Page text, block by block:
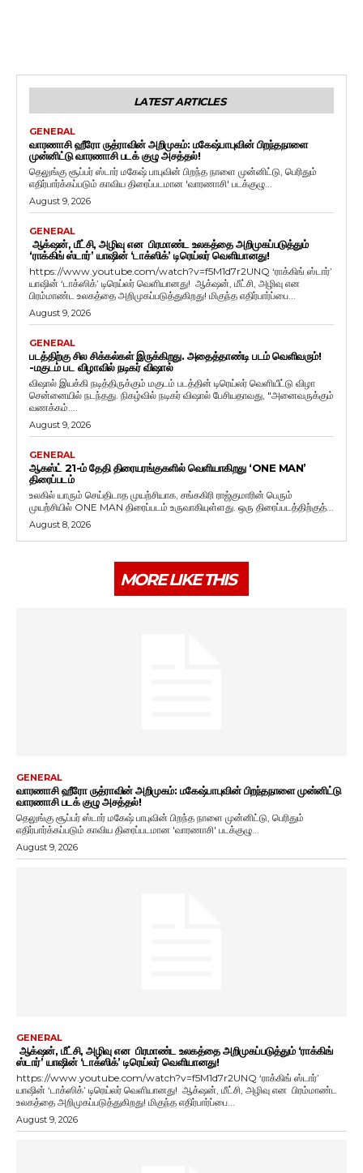
LATEST ARTICLES
GENERAL
வாரணாசி ஹீரோ ருத்ராவின் அறிமுகம்: மகேஷ்பாபுவின் பிறந்தநாளை
முன்னிட்டு வாரணாசி படக் குழு அசத்தல்!
தெலுங்கு சூப்பர் ஸ்டார் மகேஷ் பாபுவின் பிறந்த நாளை முன்னிட்டு, பெரிதும்
எதிர்பார்க்கப்படும் காவிய திரைப்படமான 'வாரணாசி' படக்குழு...
August 9, 2026
GENERAL
ஆக்‌ஷன், மீட்சி, அழிவு என பிரமாண்ட உலகத்தை அறிமுகப்படுத்தும்
‘ராக்கிங் ஸ்டார்’ யாஷின் ‘டாக்ஸிக்’ டிரெய்லர் வெளியானது!
https://www.youtube.com/watch?v=f5M1d7r2UNQ ‘ராக்கிங் ஸ்டார்’
யாஷின் ‘டாக்ஸிக்’ டிரெய்லர் வெளியானது! ஆக்‌ஷன், மீட்சி, அழிவு என
பிரம்மாண்ட உலகத்தை அறிமுகப்படுத்துகிறது! மிகுந்த எதிர்பார்ப்பை...
August 9, 2026
GENERAL
படத்திற்கு சில சிக்கல்கள் இருக்கிறது. அதைத்தாண்டி படம் வெளிவரும்!
-மகுடம் பட விழாவில் நடிகர் விஷால்
விஷால் இயக்கி நடித்திருக்கும் மகுடம் படத்தின் டிரெய்லர் வெளியீட்டு விழா
சென்னையில் நடந்தது. நிகழ்வில் நடிகர் விஷால் பேசியதாவது, "அனைவருக்கும்
வணக்கம்....
August 9, 2026
GENERAL
ஆகஸ்ட் 21-ம் தேதி திரையரங்குகளில் வெளியாகிறது ‘ONE MAN’
திரைப்படம்
உலகில் யாரும் செய்திடாத முயற்சியாக, சங்ககிரி ராஜ்குமாரின் பெரும்
முயற்சியில் ONE MAN திரைப்படம் உருவாகியுள்ளது. ஒரு திரைப்படத்திற்குத்...
August 8, 2026
MORE LIKE THIS
GENERAL
வாரணாசி ஹீரோ ருத்ராவின் அறிமுகம்: மகேஷ்பாபுவின் பிறந்தநாளை முன்னிட்டு
வாரணாசி படக் குழு அசத்தல்!
தெலுங்கு சூப்பர் ஸ்டார் மகேஷ் பாபுவின் பிறந்த நாளை முன்னிட்டு, பெரிதும்
எதிர்பார்க்கப்படும் காவிய திரைப்படமான 'வாரணாசி' படக்குழு...
August 9, 2026
GENERAL
ஆக்‌ஷன், மீட்சி, அழிவு என பிரமாண்ட உலகத்தை அறிமுகப்படுத்தும் ‘ராக்கிங்
ஸ்டார்’ யாஷின் ‘டாக்ஸிக்’ டிரெய்லர் வெளியானது!
https://www.youtube.com/watch?v=f5M1d7r2UNQ ‘ராக்கிங் ஸ்டார்’
யாஷின் ‘டாக்ஸிக்’ டிரெய்லர் வெளியானது! ஆக்‌ஷன், மீட்சி, அழிவு என பிரம்மாண்ட
உலகத்தை அறிமுகப்படுத்துகிறது! மிகுந்த எதிர்பார்ப்பை...
August 9, 2026